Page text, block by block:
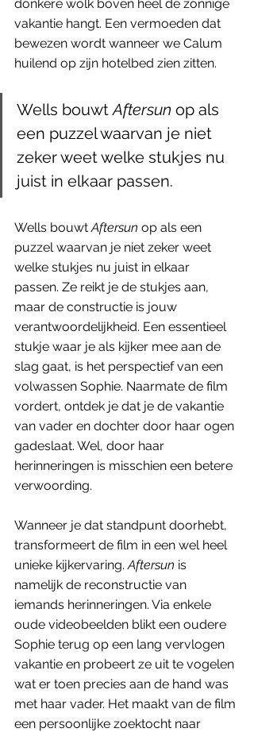
donkere wolk boven heel de zonnige
vakantie hangt. Een vermoeden dat
bewezen wordt wanneer we Calum
huilend op zijn hotelbed zien zitten.
Wells bouwt Aftersun op als
een puzzel waarvan je niet
zeker weet welke stukjes nu
juist in elkaar passen.
Wells bouwt Aftersun op als een
puzzel waarvan je niet zeker weet
welke stukjes nu juist in elkaar
passen. Ze reikt je de stukjes aan,
maar de constructie is jouw
verantwoordelijkheid. Een essentieel
stukje waar je als kijker mee aan de
slag gaat, is het perspectief van een
volwassen Sophie. Naarmate de film
vordert, ontdek je dat je de vakantie
van vader en dochter door haar ogen
gadeslaat. Wel, door haar
herinneringen is misschien een betere
verwoording.
Wanneer je dat standpunt doorhebt,
transformeert de film in een wel heel
unieke kijkervaring. Aftersun is
namelijk de reconstructie van
iemands herinneringen. Via enkele
oude videobeelden blikt een oudere
Sophie terug op een lang vervlogen
vakantie en probeert ze uit te vogelen
wat er toen precies aan de hand was
met haar vader. Het maakt van de film
een persoonlijke zoektocht naar